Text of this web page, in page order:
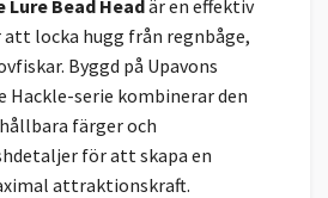
Bead Headär en effektiv
locka hugg från regnbåge,
Byggd på Upavons
Hackle-serie kombinerar den
färger och
för att skapa en
attraktionskraft.